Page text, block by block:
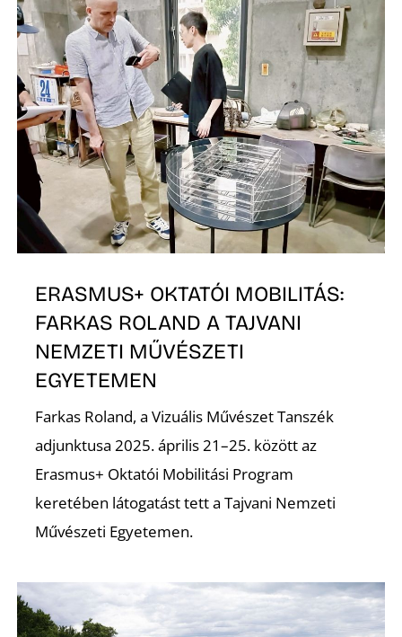
ERASMUS+ OKTATÓI MOBILITÁS:
FARKAS ROLAND A TAJVANI
NEMZETI MŰVÉSZETI
EGYETEMEN
Farkas Roland, a Vizuális Művészet Tanszék
adjunktusa 2025. április 21–25. között az
Erasmus+ Oktatói Mobilitási Program
keretében látogatást tett a Tajvani Nemzeti
Művészeti Egyetemen.